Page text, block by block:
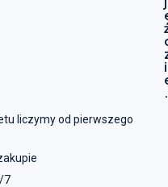
i
.
liczymy od pierwszego
7